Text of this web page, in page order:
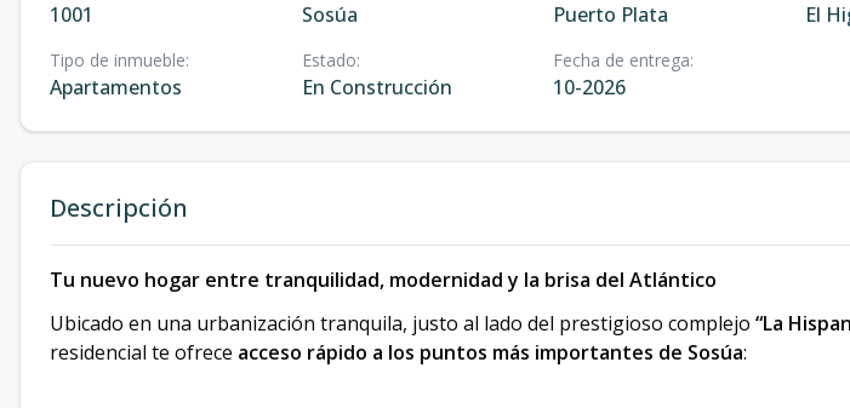
1001 Sosúa Puerto Plata El
Tipo de inmueble:
Apartamentos
Estado:
En Construcción
Fecha de entrega:
10-2026
Descripción
Tu nuevo hogar entre tranquilidad, modernidad y la brisa del Atlántico
Ubicado en una urbanización tranquila, justo al lado del prestigioso complejo “La
residencial te ofrece acceso rápido a los puntos más importantes de Sosúa: